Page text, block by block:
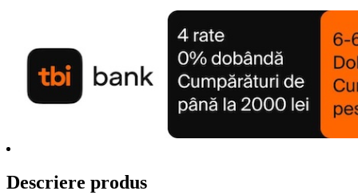
Descriere produs